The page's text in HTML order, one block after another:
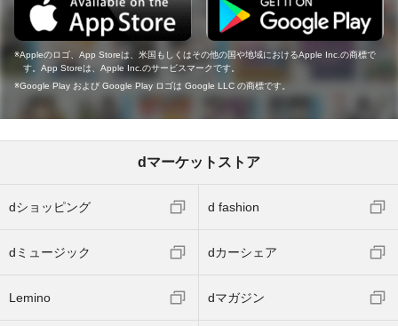
Appleのロゴ、App Storeは、米国もしくはその他の国や地域におけるApple Inc.の商標で
す。App Storeは、Apple Inc.のサービスマークです。
Google Play および Google Play ロゴは Google LLC の商標です。
dマーケットストア
dショッピング d fashion
dミュージック dカーシェア
Lemino dマガジン